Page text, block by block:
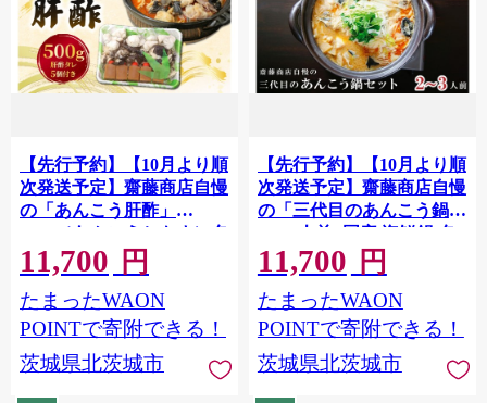
【先行予約】【10月より順
次発送予定】齋藤商店自慢
の「あんこう肝酢」
500g（あんこうともす）名
物 郷土料理 北茨城 冬の味
覚 あん肝 あんこう専門店
(AY002)
11,700 円
たまったWAON
POINTで寄附できる！
茨城県北茨城市
【先行予約】【10月より順
次発送予定】齋藤商店自慢
の「三代目のあんこう鍋」
(2～3人前) 国産 海鮮鍋 名
物 お取り寄せ 北茨城 冬の
味覚 あんこう専門店
(AY003)
11,700 円
たまったWAON
POINTで寄附できる！
茨城県北茨城市